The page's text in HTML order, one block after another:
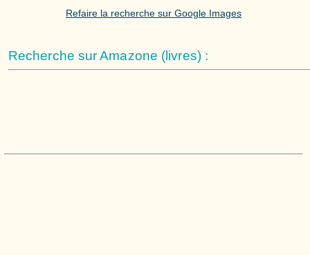
Refaire la recherche sur Google Images
Recherche sur Amazone (livres) :